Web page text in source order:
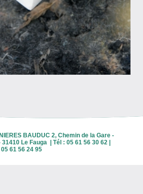
BAUDUC 2, Chemin de la Gare -
31410 Le Fauga | Tél : 05 61 56 30 62 |
05 61 56 24 95